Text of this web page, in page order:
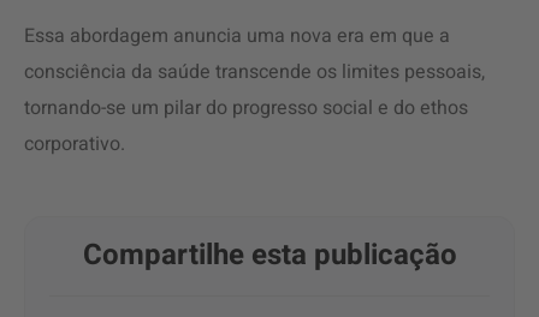
Essa abordagem anuncia uma nova era em que a
consciência da saúde transcende os limites pessoais,
tornando-se um pilar do progresso social e do ethos
corporativo.
Compartilhe esta publicação